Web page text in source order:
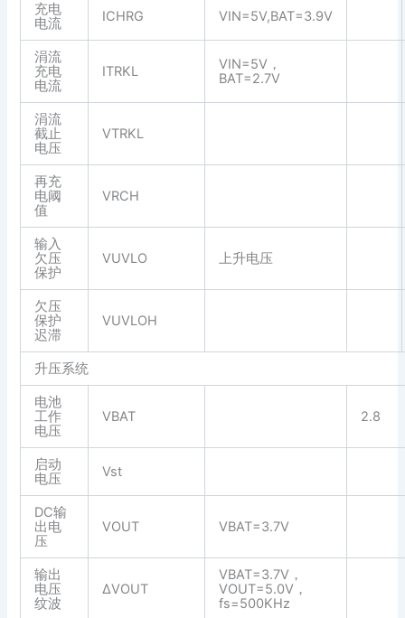
充电
电流
ICHRG VIN=5V,BAT=3.9V
涓流
充电
电流
ITRKL
VIN=5V，
BAT=2.7V
涓流
截止
电压
VTRKL
再充
电阈
值
VRCH
输入
欠压
保护
VUVLO 上升电压
欠压
保护
迟滞
VUVLOH
升压系统
电池
工作
电压
VBAT 2.8
启动
电压
Vst
DC输
出电
压
VOUT VBAT=3.7V
输出
电压
纹波
ΔVOUT
VBAT=3.7V，
VOUT=5.0V，
fs=500KHz